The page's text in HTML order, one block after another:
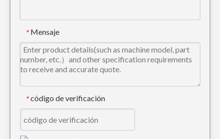
* Mensaje
* código de verificación